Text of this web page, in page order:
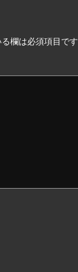
欄は必須項目です